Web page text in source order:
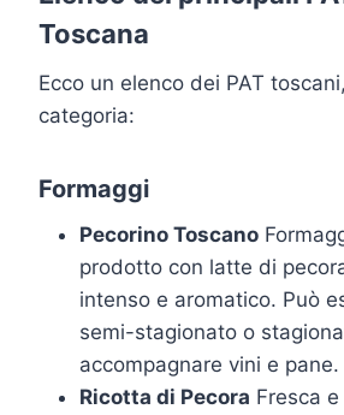
Toscana
Ecco un elenco dei PAT
categoria:
Formaggi
Pecorino Toscano
prodotto con latte di
intenso e aromatico. Può
semi-stagionato o
accompagnare vini e pane.
Ricotta di Pecora Fresca